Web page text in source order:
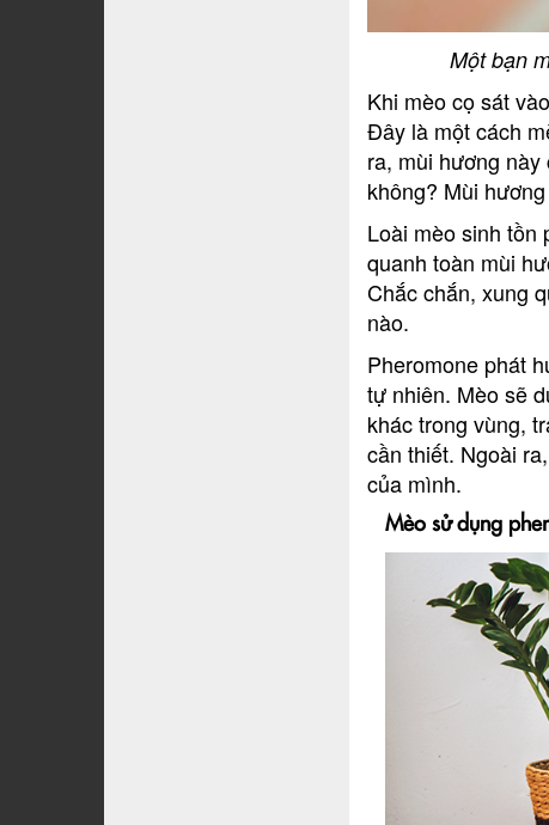
Một bạn
Khi mèo cọ sát
Đây là một cách
ra, mùi hương
không? Mùi
Loài mèo sinh tồn
quanh toàn mùi
Chắc chắn, xung
nào.
Pheromone phát
tự nhiên. Mèo sẽ
khác trong vùng,
cần thiết. Ngoài
của mình.
Mèo sử dụng